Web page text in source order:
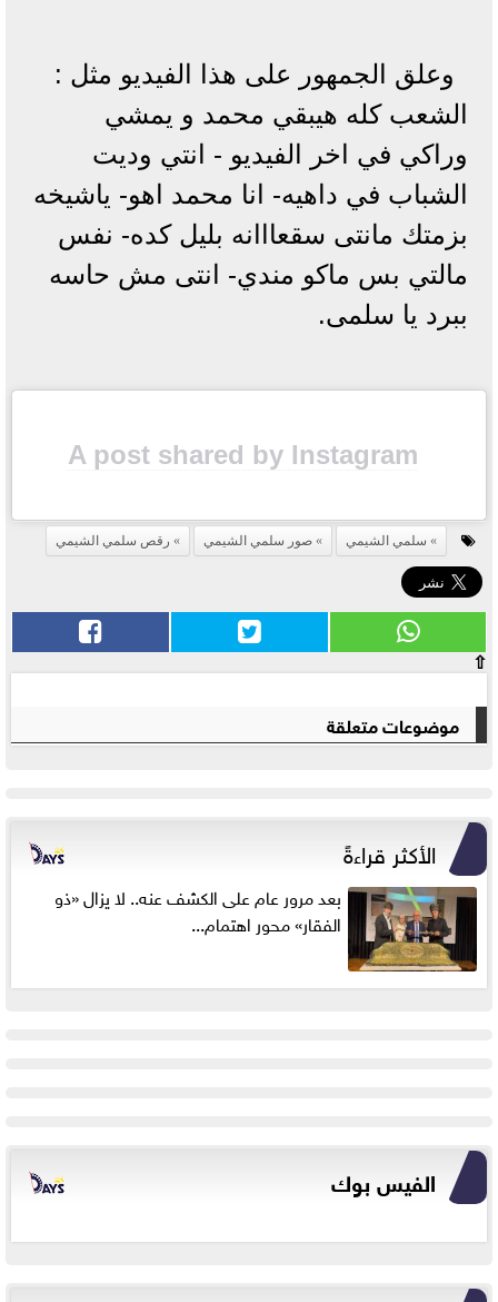
وعلق الجمهور على هذا الفيديو مثل :
الشعب كله هيبقي محمد و يمشي
وراكي في اخر الفيديو - انتي وديت
الشباب في داهيه- انا محمد اهو- ياشيخه
بزمتك مانتى سقعااانه بليل كده- نفس
مالتي بس ماكو مندي- انتى مش حاسه
ببرد يا سلمى.
A post shared by Instagram
سلمي الشيمي صور سلمي الشيمي رقص سلمي الشيمي
⇧
موضوعات متعلقة
الأكثر قراءةً
بعد مرور عام على الكشف عنه.. لا يزال «ذو
الفقار» محور اهتمام...
الفيس بوك